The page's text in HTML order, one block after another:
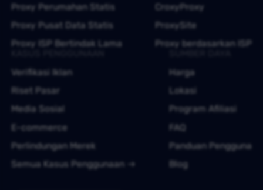
Proxy Perumahan Statis
Proxy Pusat Data Statis
Proxy ISP Bertindak Lama
CroxyProxy
ProxySite
Proxy berdasarkan ISP
Verifikasi Iklan
Riset Pasar
Media Sosial
E-commerce
Perlindungan Merek
Semua Kasus Penggunaan
Harga
Lokasi
Program Afiliasi
FAQ
Panduan Pengguna
Blog